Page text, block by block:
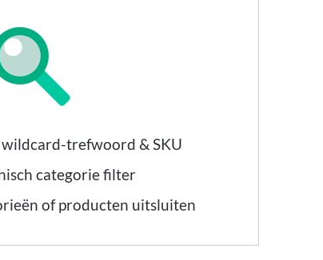
trefwoord & SKU
categorie filter
of producten uitsluiten